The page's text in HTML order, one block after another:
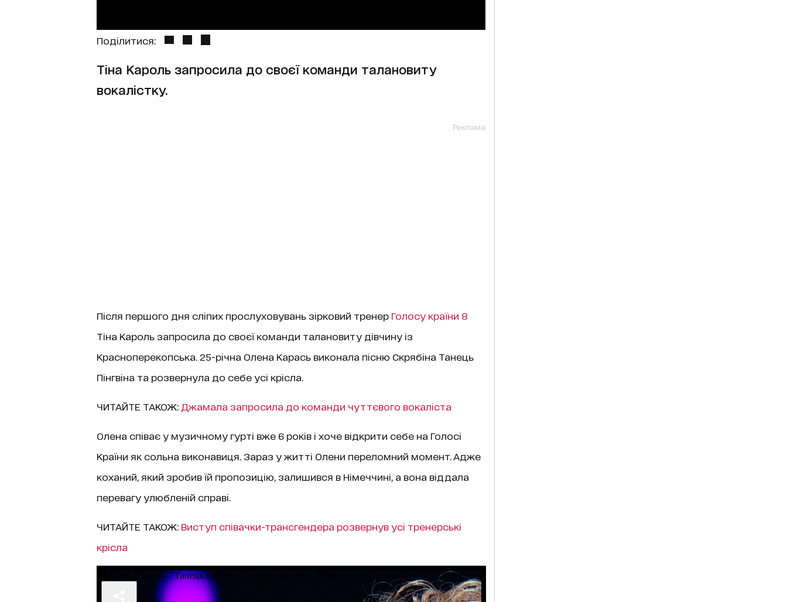
Поділитися:
Тіна Кароль запросила до своєї команди талановиту
вокалістку.
Реклама
Після першого дня сліпих прослуховувань зірковий тренерГолосу країни 8
Тіна Кароль запросила до своєї команди талановиту дівчину із
Красноперекопська. 25-річна Олена Карась виконала пісню Скрябіна Танець
Пінгвіна та розвернула до себе усі крісла.
ЧИТАЙТЕ ТАКОЖ: Джамала запросила до команди чуттєвого вокаліста
Олена співає у музичному гурті вже 6 років і хоче відкрити себе на Голосі
Країни як сольна виконавиця. Зараз у житті Олени переломний момент. Адже
коханий, який зробив їй пропозицію, залишився в Німеччині, а вона віддала
перевагу улюбленій справі.
ЧИТАЙТЕ ТАКОЖ: Виступ співачки-трансгендера розвернув усі тренерські
крісла